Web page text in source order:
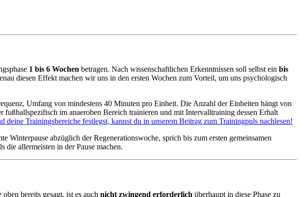
1 bis 6 Wochen betragen. Nach wissenschaftlichen Erkenntnissen soll selbst ein bis
diesen Effekt machen wir uns in den ersten Wochen zum Vorteil, um uns psychologisch
Umfang von mindestens 40 Minuten pro Einheit. Die Anzahl der Einheiten hängt von
im anaeroben Bereich trainieren und mit Intervalltraining dessen Erhalt
deine Trainingsbereiche festlegst, kannst du in unserem Beitrag zum Trainingpuls nachlesen!
Winterpause abzüglich der Regenerationswoche, sprich bis zum ersten gemeinsamen
allermeisten in der Pause machen.
oben bereits gesagt, ist es auch nicht zwingend erforderlich überhaupt in diese Phase zu